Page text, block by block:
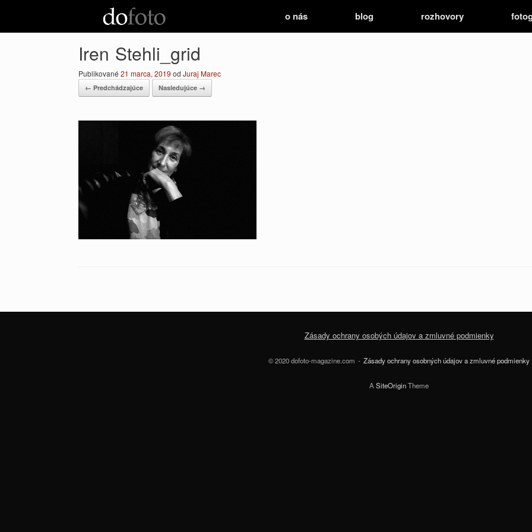
o nás blog rozhovory
Iren Stehli_grid
Publikované 21 marca, 2019 od Juraj Marec
← Predchádzajúce Nasledujúce →
Zásady ochrany osobých údajov a zmluvné podmienky
© 2020 dofoto-magazine.com Zásady ochrany osobných údajov a zmluvné podmienky
A SiteOriginTheme